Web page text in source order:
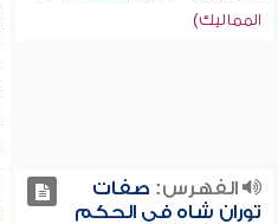
المماليك)
الفهرس: صفات
توران شاه في الحكم